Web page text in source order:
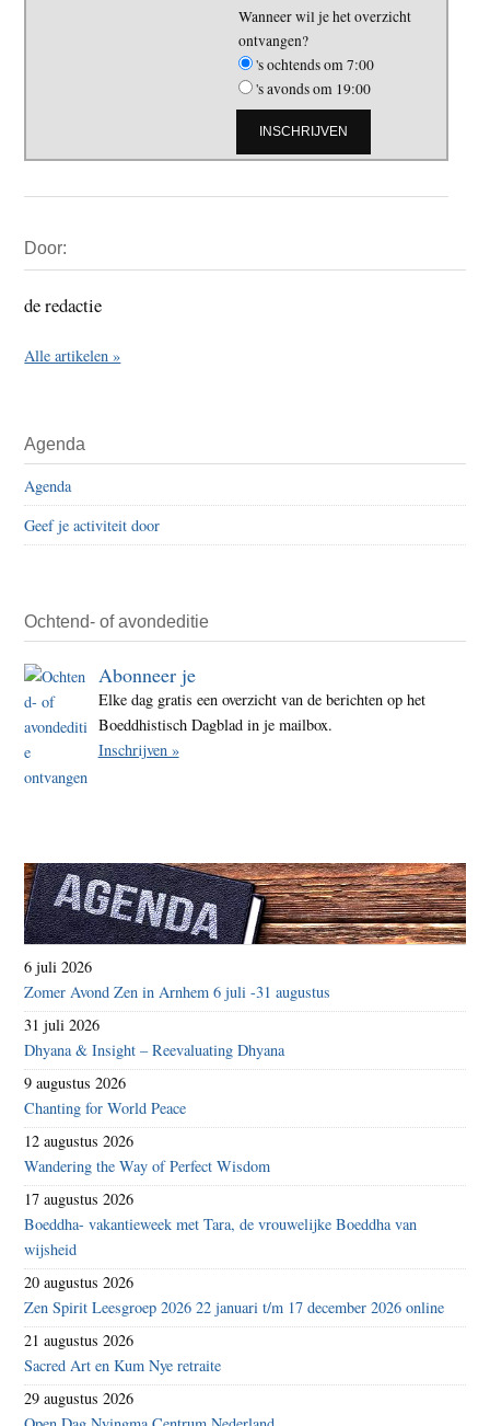
Wanneer wil je het overzicht
ontvangen?
's ochtends om 7:00
's avonds om 19:00
Sidebar
Door:
de redactie
Alle artikelen »
Agenda
Agenda
Geef je activiteit door
Ochtend- of avondeditie
Abonneer je
Elke dag gratis een overzicht van de berichten op het
Boeddhistisch Dagblad in je mailbox.
Inschrijven »
6 juli 2026
Zomer Avond Zen in Arnhem 6 juli -31 augustus
31 juli 2026
Dhyana & Insight – Reevaluating Dhyana
9 augustus 2026
Chanting for World Peace
12 augustus 2026
Wandering the Way of Perfect Wisdom
17 augustus 2026
Boeddha- vakantieweek met Tara, de vrouwelijke Boeddha van
wijsheid
20 augustus 2026
Zen Spirit Leesgroep 2026 22 januari t/m 17 december 2026 online
21 augustus 2026
Sacred Art en Kum Nye retraite
29 augustus 2026